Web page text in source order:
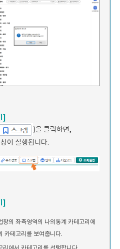
]
)을 클릭하면,
이 실행됩니다.
]
창의 좌측영역의 나의통계 카테고리에
카테고리를 보여줍니다.